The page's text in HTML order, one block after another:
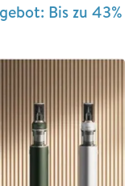
Bis zu 43%